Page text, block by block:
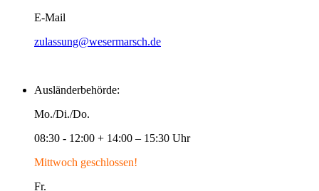
E-Mail
zulassung@wesermarsch.de
Ausländerbehörde:
Mo./Di./Do.
08:30 - 12:00 + 14:00 – 15:30 Uhr
Mittwoch geschlossen!
Fr.